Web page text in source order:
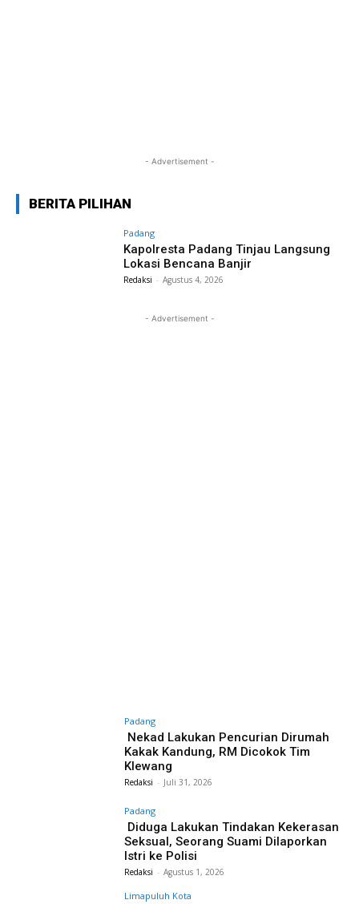
- Advertisement -
BERITA PILIHAN
Padang
Kapolresta Padang Tinjau Langsung
Lokasi Bencana Banjir
Redaksi - Agustus 4, 2026
- Advertisement -
Padang
Nekad Lakukan Pencurian Dirumah
Kakak Kandung, RM Dicokok Tim
Klewang
Redaksi - Juli 31, 2026
Padang
Diduga Lakukan Tindakan Kekerasan
Seksual, Seorang Suami Dilaporkan
Istri ke Polisi
Redaksi - Agustus 1, 2026
Limapuluh Kota